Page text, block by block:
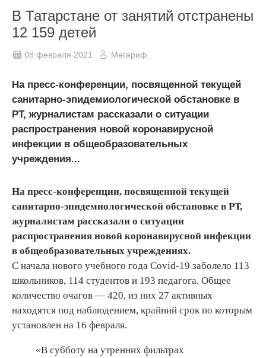
В Татарстане от занятий отстранены
12 159 детей
08 февраля 2021 Мәгариф
На пресс-конференции, посвященной текущей
санитарно-эпидемиологической обстановке в
РТ, журналистам рассказали о ситуации
распространения новой коронавирусной
инфекции в общеобразовательных
учреждения...
На пресс-конференции, посвященной текущей
санитарно-эпидемиологической обстановке в РТ,
журналистам рассказали о ситуации
распространения новой коронавирусной инфекции
в общеобразовательных учреждениях.
С начала нового учебного года Covid-19 заболело 113
школьников, 114 студентов и 193 педагога. Общее
количество очагов — 420, из них 27 активных
находятся под наблюдением, крайний срок по которым
установлен на 16 февраля.
«В субботу на утренних фильтрах